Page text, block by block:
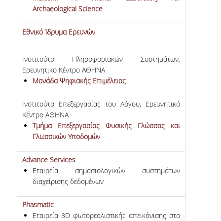
ΕΔΡΑ UNESCO
ΝΕΑ
ΕΠΙΣΤΗΜΟΝΙΚΕΣ ΔΗΜΟΣΙΕΥΣΕΙΣ ΜΕ
ΦΟΙΤΗΤΕΣ
ΨΗΦΙΑΚΕΣ ΥΠΗΡΕΣΙΕΣ
E-ΓΡΑΜΜΑΤΕΙΑ
E-CLASS
Archaeological Science
Εθνικό Ίδρυμα Ερευνών
Ινστιτούτο Πληροφοριακών Συστημάτων,
Ερευνητικό Κέντρο ΑΘΗΝΑ
Μονάδα Ψηφιακής Επιμέλειας
Ινστιτούτο Επεξεργασίας του Λόγου, Ερευνητικό
Κέντρο ΑΘΗΝΑ
Τμήμα Επεξεργασίας Φυσικής Γλώσσας και
Γλωσσικών Υποδομών
Advance Services
Εταιρεία σημασιολογικών συστημάτων
διαχείρισης δεδομένων
Phasmatic
Εταιρεία 3D φωτoρεαλιστικής απεικόνισης στο